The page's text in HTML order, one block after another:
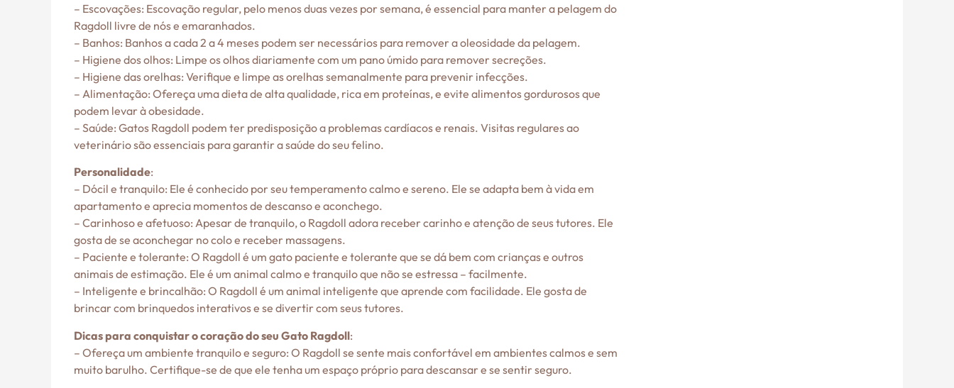
– Escovações: Escovação regular, pelo menos duas vezes por semana, é essencial para manter a pelagem do
Ragdoll livre de nós e emaranhados.
– Banhos: Banhos a cada 2 a 4 meses podem ser necessários para remover a oleosidade da pelagem.
– Higiene dos olhos: Limpe os olhos diariamente com um pano úmido para remover secreções.
– Higiene das orelhas: Verifique e limpe as orelhas semanalmente para prevenir infecções.
– Alimentação: Ofereça uma dieta de alta qualidade, rica em proteínas, e evite alimentos gordurosos que
podem levar à obesidade.
– Saúde: Gatos Ragdoll podem ter predisposição a problemas cardíacos e renais. Visitas regulares ao
veterinário são essenciais para garantir a saúde do seu felino.
Personalidade:
– Dócil e tranquilo: Ele é conhecido por seu temperamento calmo e sereno. Ele se adapta bem à vida em
apartamento e aprecia momentos de descanso e aconchego.
– Carinhoso e afetuoso: Apesar de tranquilo, o Ragdoll adora receber carinho e atenção de seus tutores. Ele
gosta de se aconchegar no colo e receber massagens.
– Paciente e tolerante: O Ragdoll é um gato paciente e tolerante que se dá bem com crianças e outros
animais de estimação. Ele é um animal calmo e tranquilo que não se estressa – facilmente.
– Inteligente e brincalhão: O Ragdoll é um animal inteligente que aprende com facilidade. Ele gosta de
brincar com brinquedos interativos e se divertir com seus tutores.
Dicas para conquistar o coração do seu Gato Ragdoll:
– Ofereça um ambiente tranquilo e seguro: O Ragdoll se sente mais confortável em ambientes calmos e sem
muito barulho. Certifique-se de que ele tenha um espaço próprio para descansar e se sentir seguro.